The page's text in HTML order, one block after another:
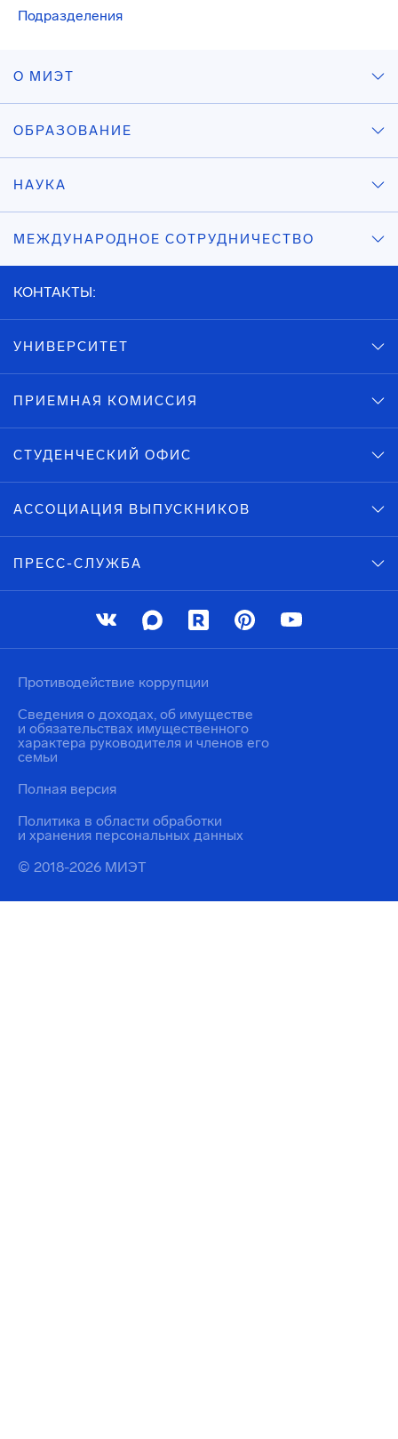
Подразделения
О МИЭТ
ОБРАЗОВАНИЕ
НАУКА
МЕЖДУНАРОДНОЕ СОТРУДНИЧЕСТВО
КОНТАКТЫ:
УНИВЕРСИТЕТ
ПРИЕМНАЯ КОМИССИЯ
СТУДЕНЧЕСКИЙ ОФИС
АССОЦИАЦИЯ ВЫПУСКНИКОВ
ПРЕСС-СЛУЖБА
© 2018-2026 МИЭТ
Политика в области обработки
и хранения персональных данных
Противодействие коррупции
Сведения о доходах, об имуществе
и обязательствах имущественного
характера руководителя и членов его
семьи
Полная версия